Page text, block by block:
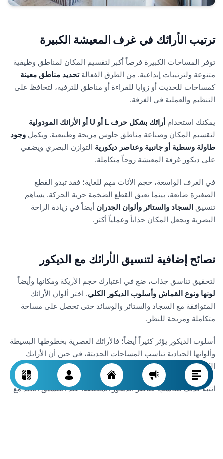
ترتيب الأرائك في غرف المعيشة الكبيرة
توفر المساحات الكبيرة فرصاً أكبر لتقسيم المكان لمناطق وظيفية
متنوعة ولترتيبات إبداعية. من الطرق الفعالةتحديد مناطق معينة
كمساحات للحديث أو زوايا للقراءة أو مناطق للترفيه، لتحافظ على
التنظيم والعملية في الغرفة.
يمكنك استخدام أرائك بشكل حرف L أو U أو الأرائك المودولية
لتقسيم المكان وصناعة مناطق جلوس مريحة وطبيعية. ويكمل وجود
طاولة وسطية أو جانبية وعناصر ديكورية التوازن البصري ويضفي
على ديكور غرفة المعيشة روحاً متكاملة.
في الغرف الواسعة، حجم الأثاث مهم للغاية؛ فقد تبدو القطع
الصغيرة ضائعة، بينما تعيق القطع الضخمة حرية الحركة. يساهم
تنسيق السجاد والستائر وألوان الجدران أيضاً في زيادة الراحة
البصرية ويجعل المكان جذاباً وعملياً أكثر.
نصائح إضافية لتنسيق الأرائك مع الديكور
لتحقيق تناسق جذاب، ضع في اعتبارك حجم الأريكة ومكانها وأيضاً
لونها ونوع القماش وأسلوب الديكور الكلي. اختر ألوان الأرائك
المتوافقة مع السجاد والستائر والوسائد حتى تحصل على مساحة
متكاملة ومريحة للنظر.
أسلوب الديكور يؤثر كثيراً أيضاً؛ فالأرائك العصرية بخطوطها البسيطة
وألوانها الحيادية تناسب المساحات الحديثة، في حين أن الأرائك
الكلاسيكية المزخرفة توحي بالفخامة والرقي.
انتبه كذلك لتناسب عناصر الديكور المختلفة. عند التنسيق الجيد مع